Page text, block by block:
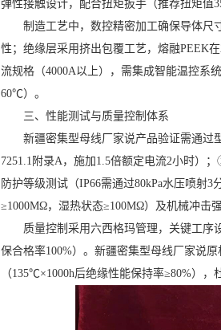
弹性接触设计，配合扭矩扳手（推荐扭矩值
制造工艺中，数控精密加工确保导体尺
性；绝缘层采用挤出包覆工艺，熔融PEEK
流规格（4000A以上），需集成智能温控系
60℃）。
三、性能测试与质量控制体系
新疆密集型母线厂家说产品验证需通过
7251.1附录A，施加1.5倍额定电流2小时）
防护等级测试（IP66需通过80kPa水压喷射
≥1000MΩ，湿热状态≥100MΩ）及机械冲击
质量控制采用六西格玛管理，关键工序
保合格率100%）。 新疆密集型母线厂家说原
（135℃×1000h后绝缘性能保持率≥80%），